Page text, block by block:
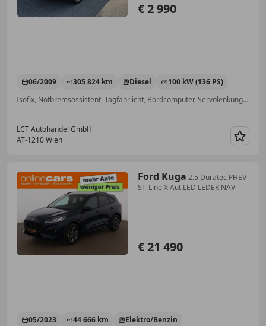
€ 2 990
06/2009 305 824 km Diesel
100 kW (136 PS)
Isofix, Notbremsassistent, Tagfahrlicht, Bordcomputer, Servolenkung, Lederlenkrad, Sportsitze, ESP
LCT Autohandel GmbH
AT-1210 Wien
Ford Kuga 2.5 Duratec PHEV
ST-Line X Aut LED LEDER NAV
€ 21 490
05/2023 44 666 km
Elektro/Benzin